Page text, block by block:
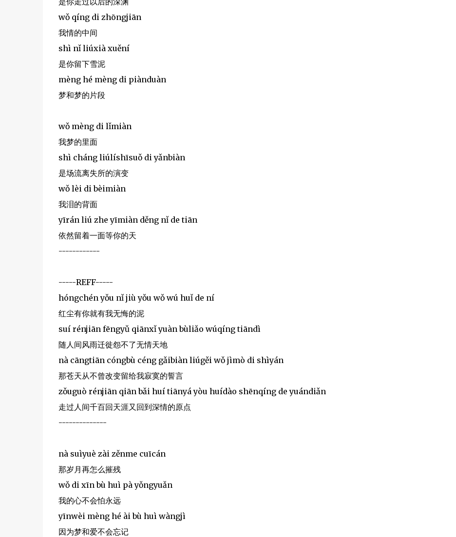
wǒ qíng di zhōngjiān
我情的中间
shì nǐ liúxià xuění
是你留下雪泥
mèng hé mèng di piànduàn
梦和梦的片段
wǒ mèng di lǐmiàn
我梦的里面
shì cháng liúlíshīsuǒ di yǎnbiàn
是场流离失所的演变
wǒ lèi di bèimiàn
我泪的背面
yīrán liú zhe yīmiàn děng nǐ de tiān
依然留着一面等你的天
------------
-----REFF-----
hóngchén yǒu nǐ jiù yǒu wǒ wú huǐ de ní
红尘有你就有我无悔的泥
suí rénjiān fēngyǔ qiānxǐ yuàn bùliǎo wúqíng tiāndì
随人间风雨迁徙怨不了无情天地
nà cāngtiān cóngbù céng gǎibiàn liúgěi wǒ jìmò di shìyán
那苍天从不曾改变留给我寂寞的誓言
zǒuguò rénjiān qiān bǎi huí tiānyá yòu huídào shēnqíng de yuándiǎn
走过人间千百回天涯又回到深情的原点
--------------
nà suìyuè zài zěnme cuīcán
那岁月再怎么摧残
wǒ di xīn bù huì pà yǒngyuǎn
我的心不会怕永远
yīnwèi mèng hé ài bù huì wàngjì
因为梦和爱不会忘记